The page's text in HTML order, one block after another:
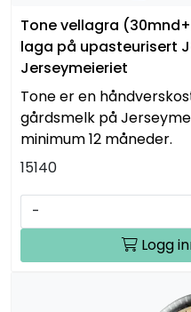
Tone vellagra
laga på upasteurisert
Jerseymeieriet
Tone er en
gårdsmelk på
minimum 12 måneder.
15140
-
Logg